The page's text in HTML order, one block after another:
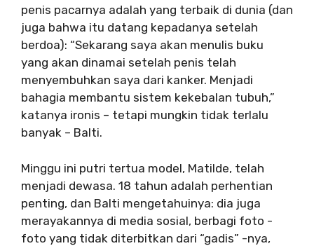
penis pacarnya adalah yang terbaik di dunia (dan
juga bahwa itu datang kepadanya setelah
berdoa): “Sekarang saya akan menulis buku
yang akan dinamai setelah penis telah
menyembuhkan saya dari kanker. Menjadi
bahagia membantu sistem kekebalan tubuh,”
katanya ironis – tetapi mungkin tidak terlalu
banyak – Balti.
Minggu ini putri tertua model, Matilde, telah
menjadi dewasa. 18 tahun adalah perhentian
penting, dan Balti mengetahuinya: dia juga
merayakannya di media sosial, berbagi foto -
foto yang tidak diterbitkan dari “gadis” -nya,